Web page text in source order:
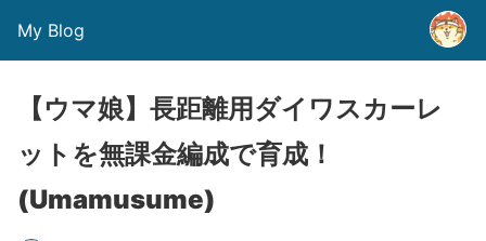
My Blog
【ウマ娘】長距離用ダイワスカーレ
ットを無課金編成で育成！
(Umamusume)